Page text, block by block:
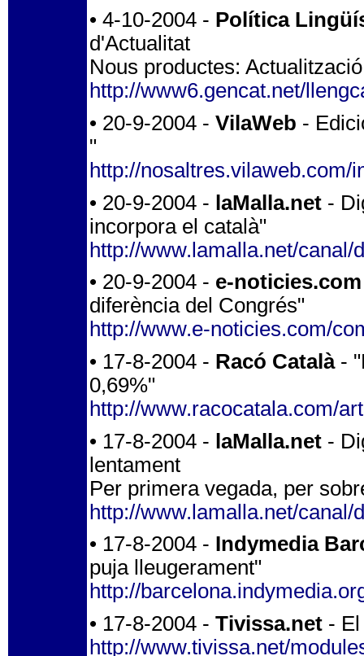
• 4-10-2004 - Política
d'Actualitat
Nous productes:
http://www6.gencat.net/
• 20-9-2004 - VilaWeb -
"
http://nosaltres.vilaweb.com/
• 20-9-2004 - laMalla.net -
incorpora el català"
http://www.lamalla.net/
• 20-9-2004 - e-noticies.com
diferència del Congrés"
http://www.e-noticies.com/
• 17-8-2004 - Racó Català-
0,69%"
http://www.racocatala.com/
• 17-8-2004 - laMalla.net -
lentament
Per primera vegada, per
http://www.lamalla.net/
• 17-8-2004 - Indymedia
puja lleugerament"
http://
• 17-8-2004 - Tivissa.net -
http://www.tivissa.net/